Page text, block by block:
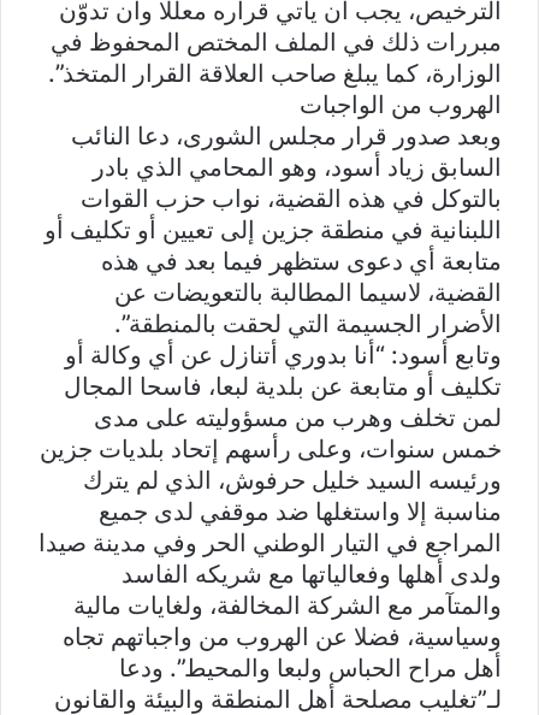
الترخيص، يجب أن يأتي قراره معللا وأن تدوّن
مبررات ذلك في الملف المختص المحفوظ في
الوزارة، كما يبلغ صاحب العلاقة القرار المتخذ”.
الهروب من الواجبات
وبعد صدور قرار مجلس الشورى، دعا النائب
السابق زياد أسود، وهو المحامي الذي بادر
بالتوكل في هذه القضية، نواب حزب القوات
اللبنانية في منطقة جزين إلى تعيين أو تكليف أو
متابعة أي دعوى ستظهر فيما بعد في هذه
القضية، لاسيما المطالبة بالتعويضات عن
الأضرار الجسيمة التي لحقت بالمنطقة”.
وتابع أسود: “أنا بدوري أتنازل عن أي وكالة أو
تكليف أو متابعة عن بلدية لبعا، فاسحا المجال
لمن تخلف وهرب من مسؤوليته على مدى
خمس سنوات، وعلى رأسهم إتحاد بلديات جزين
ورئيسه السيد خليل حرفوش، الذي لم يترك
مناسبة إلا واستغلها ضد موقفي لدى جميع
المراجع في التيار الوطني الحر وفي مدينة صيدا
ولدى أهلها وفعالياتها مع شريكه الفاسد
والمتآمر مع الشركة المخالفة، ولغايات مالية
وسياسية، فضلا عن الهروب من واجباتهم تجاه
أهل مراح الحباس ولبعا والمحيط”. ودعا
لـ”تغليب مصلحة أهل المنطقة والبيئة والقانون